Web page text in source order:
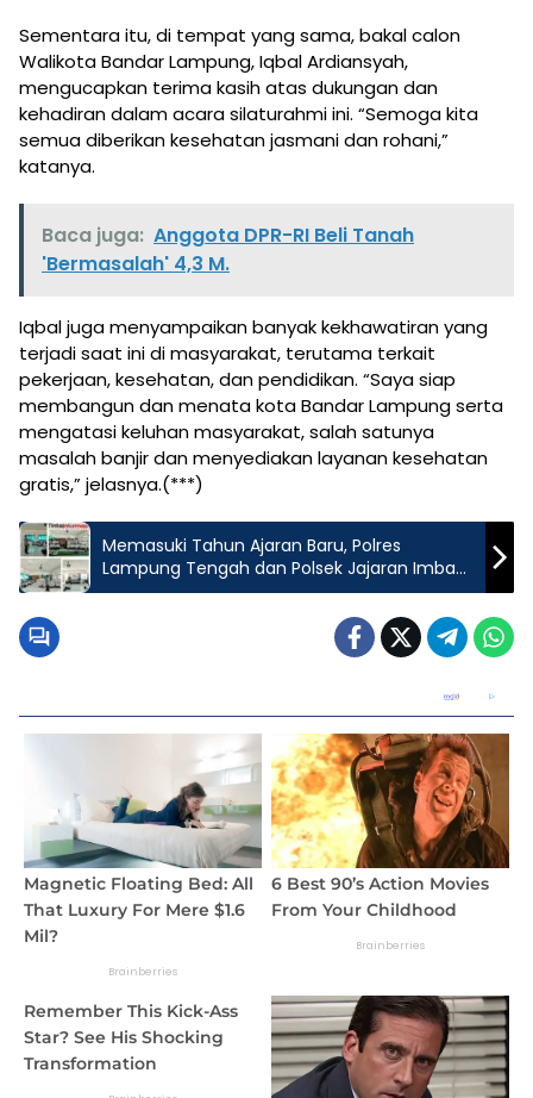
Sementara itu, di tempat yang sama, bakal calon
Walikota Bandar Lampung, Iqbal Ardiansyah,
mengucapkan terima kasih atas dukungan dan
kehadiran dalam acara silaturahmi ini. “Semoga kita
semua diberikan kesehatan jasmani dan rohani,”
katanya.
Baca juga: Anggota DPR-RI Beli Tanah
'Bermasalah' 4,3 M.
Iqbal juga menyampaikan banyak kekhawatiran yang
terjadi saat ini di masyarakat, terutama terkait
pekerjaan, kesehatan, dan pendidikan. “Saya siap
membangun dan menata kota Bandar Lampung serta
mengatasi keluhan masyarakat, salah satunya
masalah banjir dan menyediakan layanan kesehatan
gratis,” jelasnya.(***)
Memasuki Tahun Ajaran Baru, Polres
Lampung Tengah dan Polsek Jajaran Imbau
Pelajar Hindari Aksi Bullying